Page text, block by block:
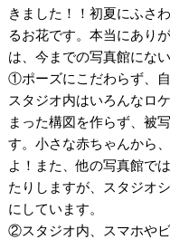
きました！！初夏にふさ
るお花です。本当にあり
は、今までの写真館にな
①ポーズにこだわらず、自
スタジオ内はいろんなロ
まった構図を作らず、被
す。小さな赤ちゃんから
よ！また、他の写真館で
たりしますが、スタジオ
にしています。
②スタジオ内、スマホや